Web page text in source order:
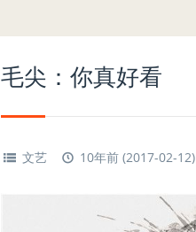
毛尖：你真好看
文艺 10年前 (2017-02-12)